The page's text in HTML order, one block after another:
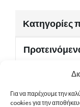
Για να παρέχουμε την
cookies για την
Κατηγορίες
Χρήσιμα